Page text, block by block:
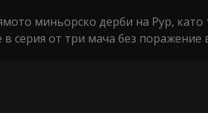
миньорско дерби на Рур,
серия от три мача без поражение